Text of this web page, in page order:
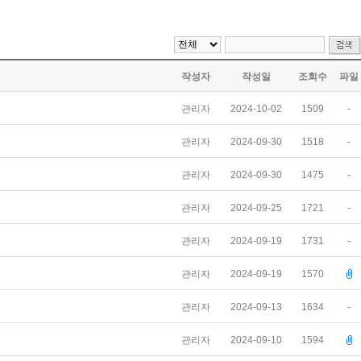
작성자 작성일 조회수 파일
관리자 2024-10-02 1509 -
관리자 2024-09-30 1518 -
관리자 2024-09-30 1475 -
관리자 2024-09-25 1721 -
관리자 2024-09-19 1731 -
관리자 2024-09-19 1570
관리자 2024-09-13 1634 -
관리자 2024-09-10 1594